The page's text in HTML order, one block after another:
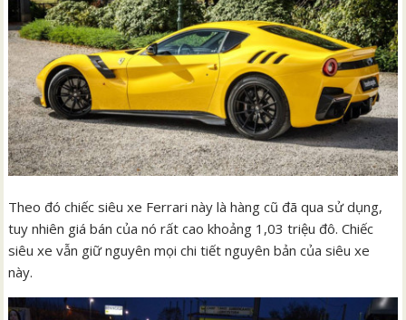
Theo đó chiếc siêu xe Ferrari này là hàng cũ đã qua sử dụng,
tuy nhiên giá bán của nó rất cao khoảng 1,03 triệu đô. Chiếc
siêu xe vẫn giữ nguyên mọi chi tiết nguyên bản của siêu xe
này.